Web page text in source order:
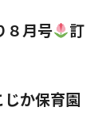
８月号
訂
か保育園